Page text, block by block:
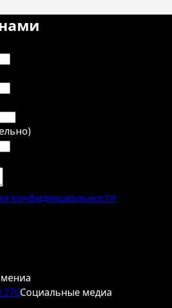
конфиденциальности
270Социальные медиа